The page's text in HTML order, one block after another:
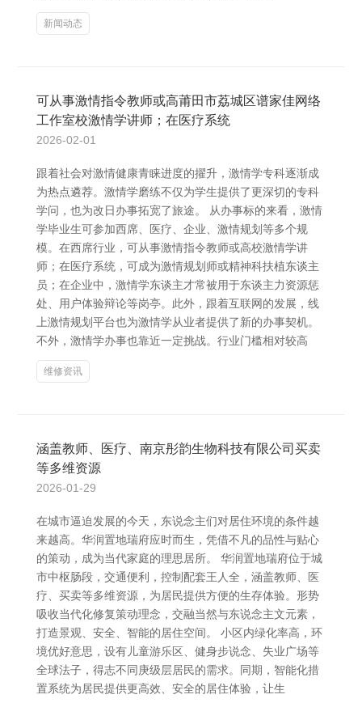
新闻动态
可从事激情指令教师或高莆田市荔城区谱家佳网络
工作室校激情学讲师；在医疗系统
2026-02-01
跟着社会对激情健康青睐进度的擢升，激情学专科逐渐成
为热点遴荐。激情学磨练不仅为学生提供了更深切的专科
学问，也为改日办事拓宽了旅途。 从办事标的来看，激情
学毕业生可参加西席、医疗、企业、激情规划等多个规
模。在西席行业，可从事激情指令教师或高校激情学讲
师；在医疗系统，可成为激情规划师或精神科扶植东谈主
员；在企业中，激情学东谈主才常被用于东谈主力资源惩
处、用户体验辩论等岗亭。此外，跟着互联网的发展，线
上激情规划平台也为激情学从业者提供了新的办事契机。
不外，激情学办事也靠近一定挑战。行业门槛相对较高
维修资讯
涵盖教师、医疗、南京彤韵生物科技有限公司买卖
等多维资源
2026-01-29
在城市逼迫发展的今天，东说念主们对居住环境的条件越
来越高。华润置地瑞府应时而生，凭借不凡的品性与贴心
的策动，成为当代家庭的理思居所。 华润置地瑞府位于城
市中枢肠段，交通便利，控制配套王人全，涵盖教师、医
疗、买卖等多维资源，为居民提供方便的生存体验。形势
吸收当代化修复策动理念，交融当然与东说念主文元素，
打造景观、安全、智能的居住空间。 小区内绿化率高，环
境优好意思，设有儿童游乐区、健身步说念、失业广场等
全球法子，得志不同庚级层居民的需求。同期，智能化措
置系统为居民提供更高效、安全的居住体验，让生